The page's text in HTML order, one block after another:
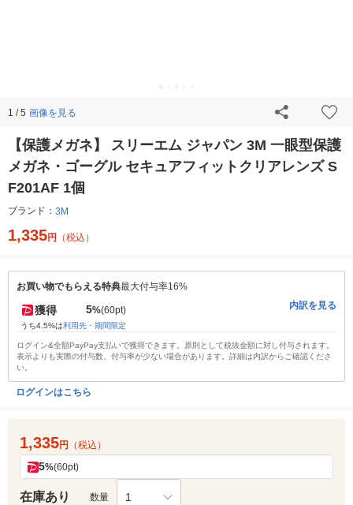
1 / 5 画像を見る
【保護メガネ】 スリーエム ジャパン 3M 一眼型保護
メガネ・ゴーグル セキュアフィットクリアレンズ S
F201AF 1個
ブランド： 3M
1,335円 （税込）
お買い物でもらえる特典最大付与率16%
獲得 5%(60pt)
うち4.5%は利用先・期間限定
内訳を見る
ログイン&全額PayPay支払いで獲得できます。原則として税抜金額に対し付与されます。
表示よりも実際の付与数、付与率が少ない場合があります。詳細は内訳からご確認くださ
い。
ログインはこちら
1,335円 （税込）
5%(60pt)
在庫あり 数量 1